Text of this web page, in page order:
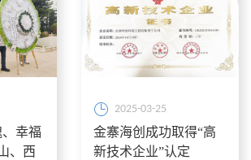
幸福
、西
2025-03-25
金寨海创成功取得“高
新技术企业”认定